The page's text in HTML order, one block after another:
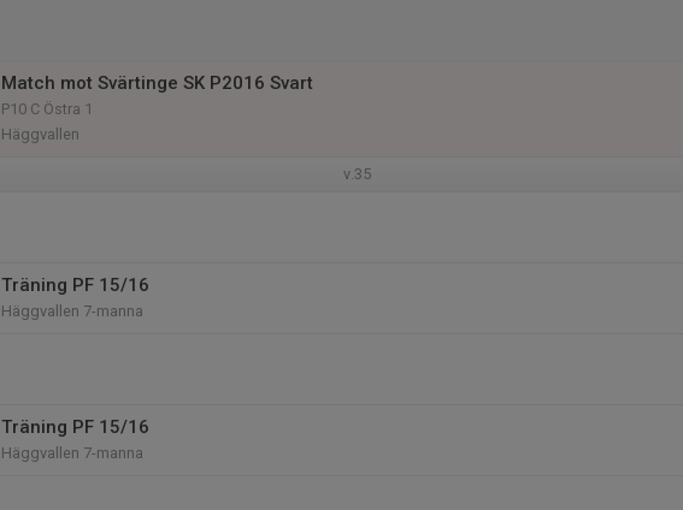
Match mot Svärtinge SK P2016 Svart
P10 C Östra 1
Häggvallen
v.35
Träning PF 15/16
Häggvallen 7-manna
Träning PF 15/16
Häggvallen 7-manna